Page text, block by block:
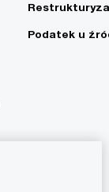
Podatek u